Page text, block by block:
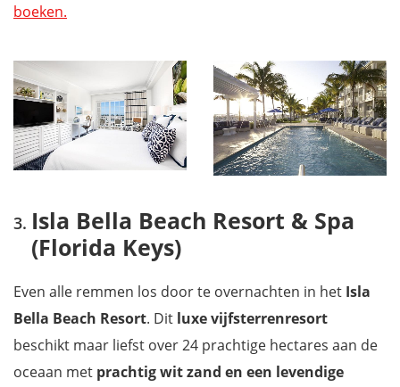
boeken.
Isla Bella Beach Resort & Spa
(Florida Keys)
Even alle remmen los door te overnachten in het Isla
Bella Beach Resort. Dit luxe vijfsterrenresort
beschikt maar liefst over 24 prachtige hectares aan de
oceaan met prachtig wit zand en een levendige